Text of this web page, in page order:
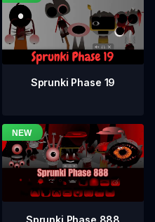
Sprunki Phase 19
Sprunki Phase 888